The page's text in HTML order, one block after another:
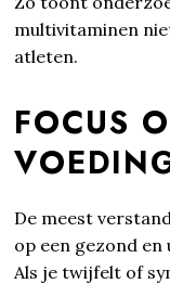
multivitaminen
atleten.
FOCUS
De meest
op een gezond
Als je twijfelt of